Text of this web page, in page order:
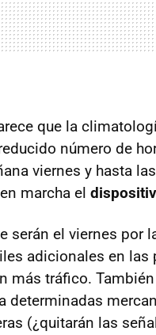
que la
número de
viernes y hasta
marcha el
serán el viernes por
adicionales en
más tráfico.
determinadas
(¿quitarán las